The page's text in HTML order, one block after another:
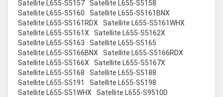
Satellite L655-S5157
Satellite L655-S5158
Satellite L655-S5160
Satellite L655-S5161BNX
Satellite L655-S5161RDX
Satellite L655-S5161WHX
Satellite L655-S5161X
Satellite L655-S5162X
Satellite L655-S5163
Satellite L655-S5165
Satellite L655-S5166BNX
Satellite L655-S5166RDX
Satellite L655-S5166X
Satellite L655-S5167X
Satellite L655-S5168
Satellite L655-S5188
Satellite L655-S5191
Satellite L655-S5198
Satellite L655-S51WHX
Satellite L655-S9510D